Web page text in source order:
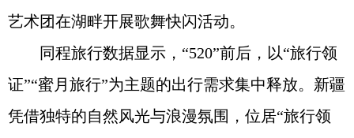
艺术团在湖畔开展歌舞快闪活动。
同程旅行数据显示，“520”前后，以“旅行领
证”“蜜月旅行”为主题的出行需求集中释放。新疆
凭借独特的自然风光与浪漫氛围，位居“旅行领